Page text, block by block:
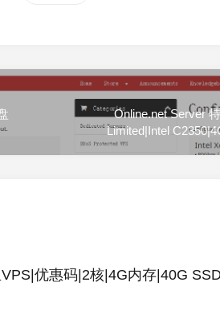
Online.net Server
Limited|Intel
优惠码|2核|4G内存|40G